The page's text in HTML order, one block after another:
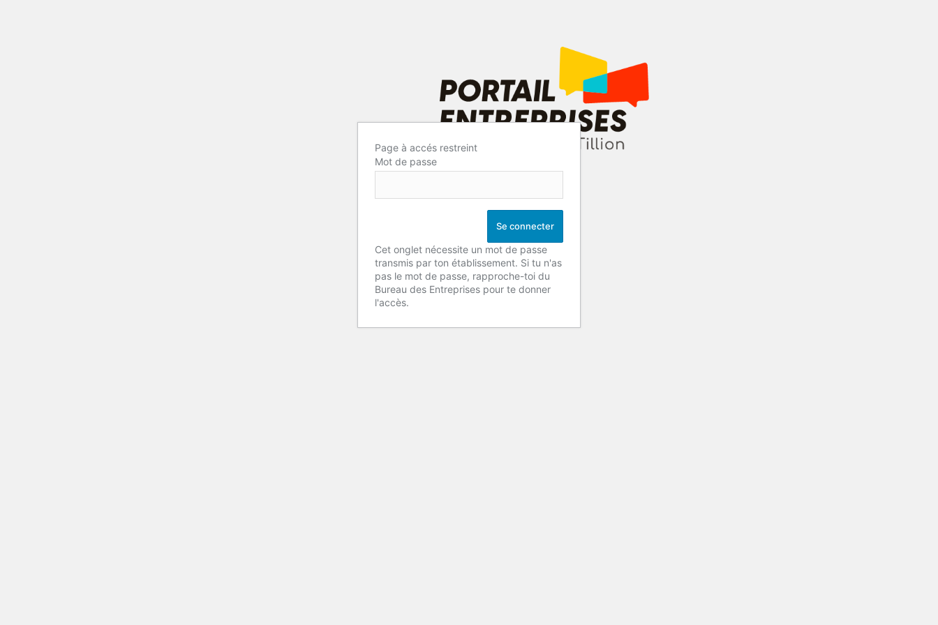
Page à accés restreint
Mot de passe
Cet onglet nécessite un mot de passe
transmis par ton établissement. Si tu n'as
pas le mot de passe, rapproche-toi du
Bureau des Entreprises pour te donner
l'accès.